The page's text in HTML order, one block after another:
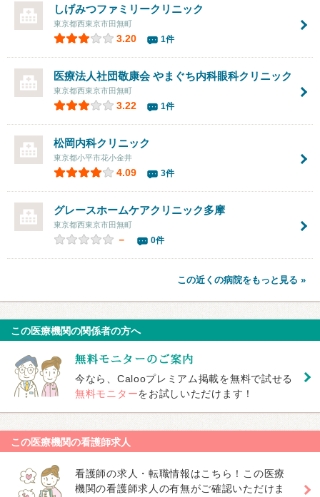
しげみつファミリークリニック
東京都西東京市田無町
3.20 1件
医療法人社団敬康会 やまぐち内科眼科クリニック
東京都西東京市田無町
3.22 1件
松岡内科クリニック
東京都小平市花小金井
4.09 3件
グレースホームケアクリニック多摩
東京都西東京市田無町
－ 0件
この近くの病院をもっと見る »
この医療機関の関係者の方へ
今なら、Calooプレミアム掲載を無料で試せる
無料モニターをお試しいただけます！
この医療機関の看護師求人
看護師の求人・転職情報はこちら！この医療
機関の看護師求人の有無がご確認いただけま